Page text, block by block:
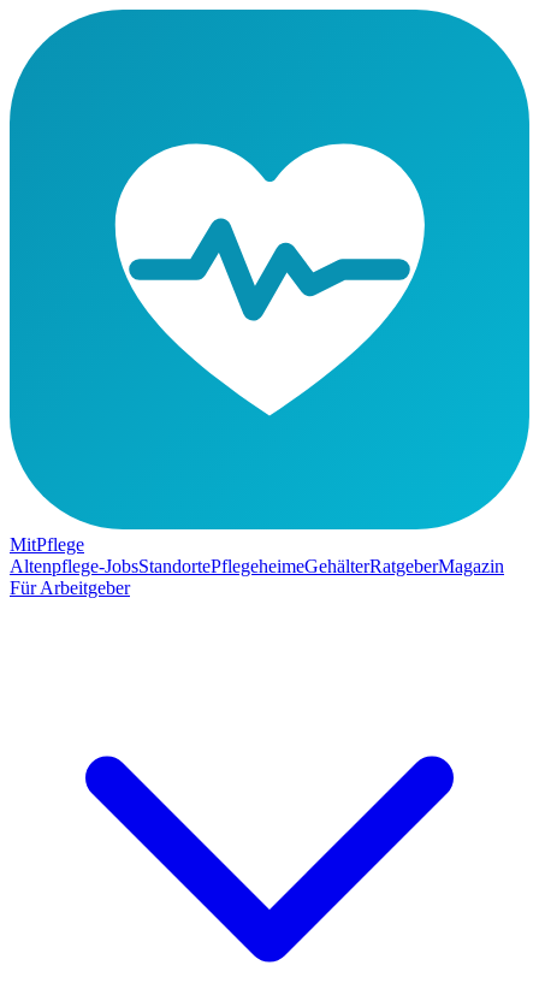
MitPflege
Altenpflege-JobsStandortePflegeheimeGehälterRatgeberMagazin
Für Arbeitgeber